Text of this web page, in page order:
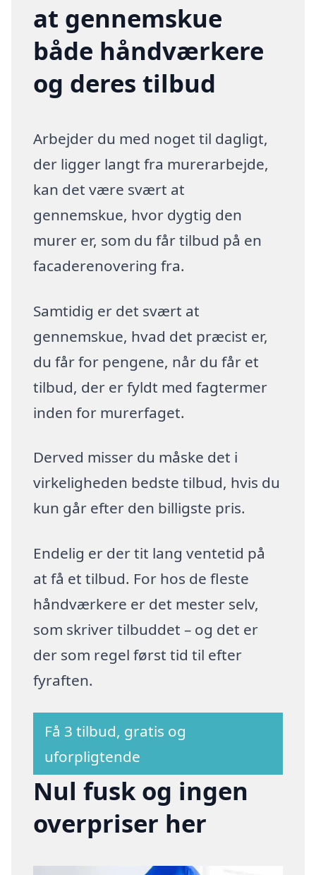
at gennemskue
både håndværkere
og deres tilbud
Arbejder du med noget til dagligt,
der ligger langt fra murerarbejde,
kan det være svært at
gennemskue, hvor dygtig den
murer er, som du får tilbud på en
facaderenovering fra.
Samtidig er det svært at
gennemskue, hvad det præcist er,
du får for pengene, når du får et
tilbud, der er fyldt med fagtermer
inden for murerfaget.
Derved misser du måske det i
virkeligheden bedste tilbud, hvis du
kun går efter den billigste pris.
Endelig er der tit lang ventetid på
at få et tilbud. For hos de fleste
håndværkere er det mester selv,
som skriver tilbuddet – og det er
der som regel først tid til efter
fyraften.
Få 3 tilbud, gratis og
uforpligtende
Nul fusk og ingen
overpriser her